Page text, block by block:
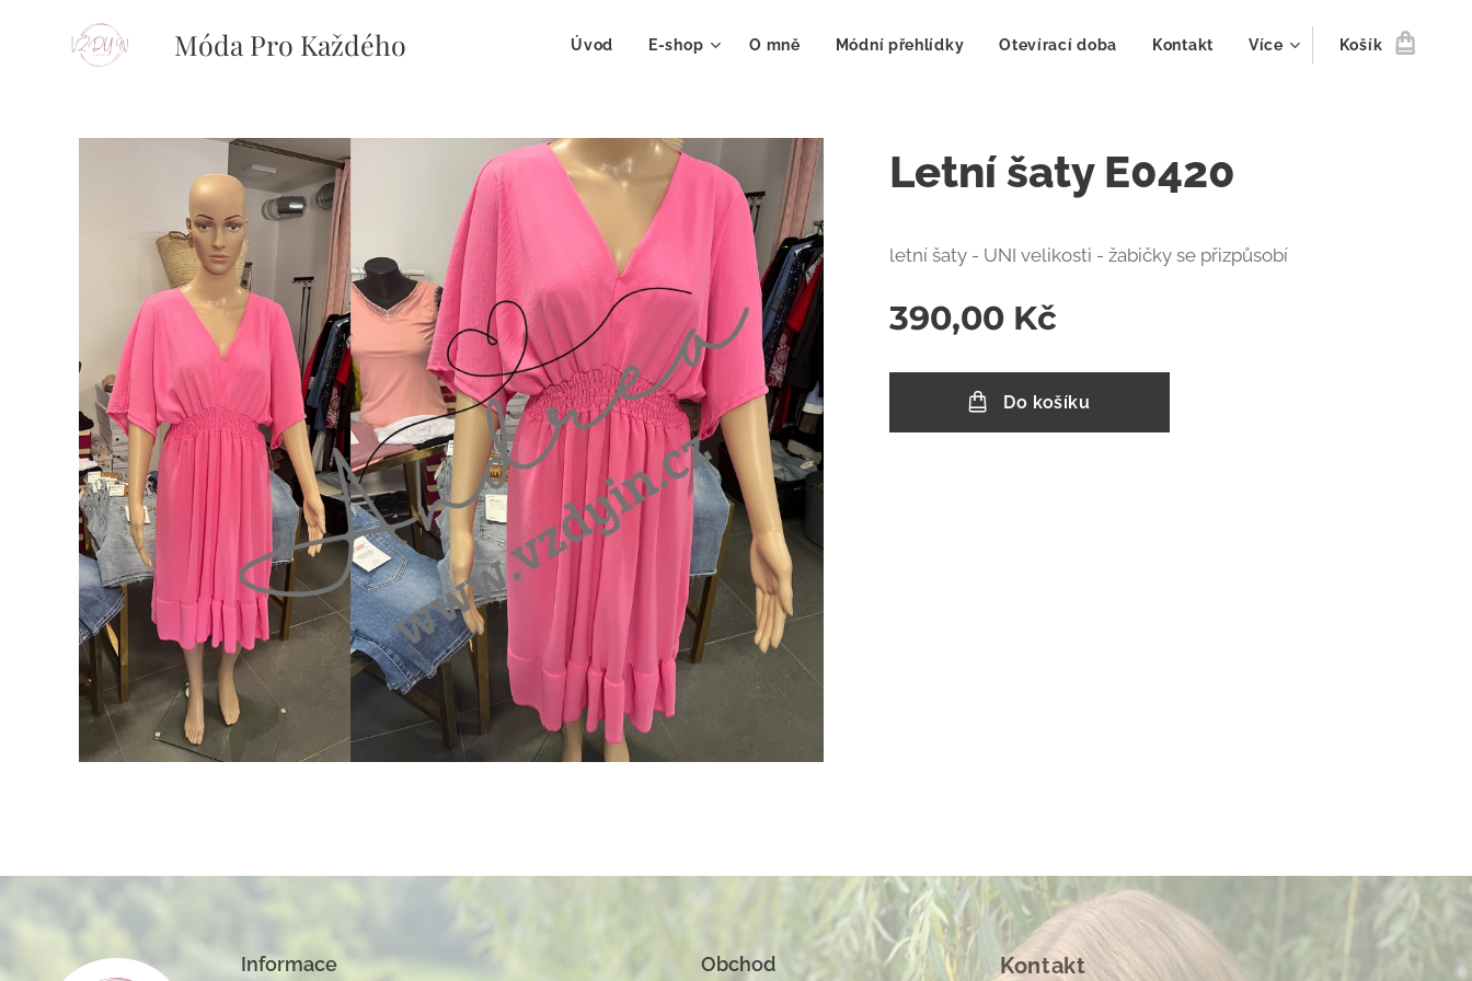
Móda Pro Každého Úvod E-shop O mně Módní přehlídky Otevírací doba Kontakt Více Košík
Letní šaty E0420
letní šaty - UNI velikosti - žabičky se přizpůsobí
390,00 Kč
Do košíku
Informace Obchod Kontakt